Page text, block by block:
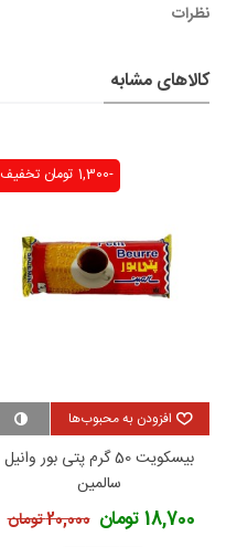
نظرات
کالاهای مشابه
تخفیف -1,300 تومان
افزودن به محبوب‌ها
بیسکویت 50 گرم پتی بور وانیل
سالمین
18,700 تومان 20,000 تومان